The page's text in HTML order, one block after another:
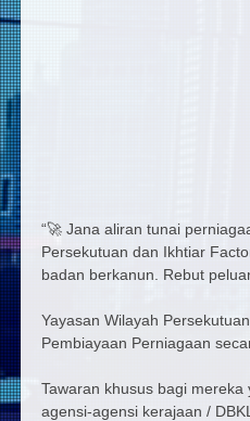
“🚀 Jana aliran tunai
Persekutuan dan Ikhtiar
badan berkanun. Rebut
Yayasan Wilayah
Pembiayaan Perniagaan
Tawaran khusus bagi
agensi-agensi kerajaan / DBKL.